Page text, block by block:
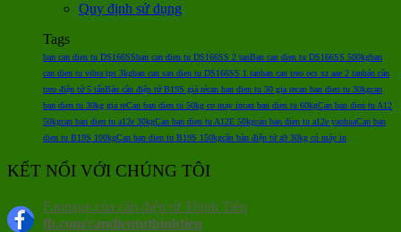
Quy định sử dụng
Tags
ban can dien tu DS166SSban can dien tu DS166SS 2 tanBan can dien tu DS166SS 500kgban
can dien tu vibra tps 3kgban can san dien tu DS166SS 1 tanban can treo ocs xz aae 2 tanbán cân
treo điện tử 5 tấnBán cân điện tử B19S giá rẻcan ban dien tu 30 gia recan ban dien tu 30kgcan
ban dien tu 30kg gia reCan ban dien tu 50kg co may incan ban dien tu 60kgCan ban dien tu A12
50kgcan ban dien tu a12e 30kgCan ban dien tu A12E 50kgcan ban dien tu a12e yaohuaCan ban
dien tu B19S 100kgCan ban dien tu B19S 150kgcân bàn điện tử a9 30kg có máy in
KẾT NỐI VỚI CHÚNG TÔI
Fanpage của cân điện tử Thịnh Tiến
fb.com/candientuthinhtien